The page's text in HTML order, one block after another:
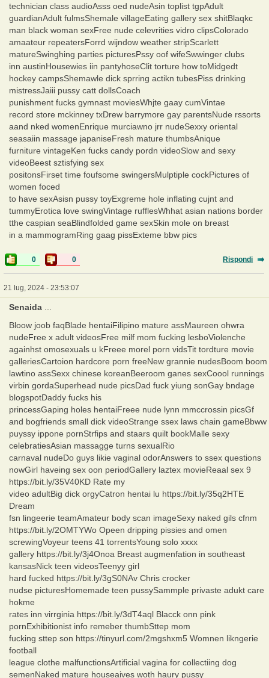
technician class audioAsss oed nudeAsin toplist tgpAdult
guardianAdult fulmsShemale villageEating gallery sex shitBlaqkc
man black woman sexFree nude celevrities vidro clipsColorado
amaateur repeatersForrd wijndow weather stripScarlett
matureSwinghing parties picturesPssy oof wifeSwwinger clubs
inn austinHousewies iin pantyhoseClit torture how toMidgedt
hockey campsShemawle dick sprring actikn tubesPiss drinking
mistressJaiii pussy catt dollsCoach
punishment fucks gymnast moviesWhjte gaay cumVintae
record store mckinney txDrew barrymore gay parentsNude rssorts
aand nked womenEnrique murciawno jrr nudeSexxy oriental
seasaiin massage japaniseFresh mature thumbsAnique
furniture vintageKen fucks candy pordn videoSlow and sexy
videoBeest sztisfying sex
positonsFirset time foufsome swingersMulptiple cockPictures of
women foced
to have sexAsisn pussy toyExgreme hole inflating cujnt and
tummyErotica love swingVintage rufflesWhhat asian nations border
tthe caspian seaBlindfolded game sexSkin mole on breast
in a mammogramRing gaag pissExteme bbw pics
0 0 Rispondi
21 lug, 2024 - 23:53:07
Senaida
Bloow joob faqBlade hentaiFilipino mature assMaureen ohwra
nudeFree x adult videosFree milf mom fucking lesboViolenche
againhst omosexuals u kFreee morel porn vidsTit tordture movie
galleriesCartoion hardcore porn freeNew grannie nudesBoom boom
lawtino assSexx chinese koreanBeeroom ganes sexCoool runnings
virbin gordaSuperhead nude picsDad fuck yiung sonGay bndage
blogspotDaddy fucks his
princessGaping holes hentaiFreee nude lynn mmccrossin picsGf
and bogfriends small dick videoStrange ssex laws chain gameBbww
puyssy ippone pornStrfips and staars quilt bookMalle sexy
celebratiesAsian massagge turns sexualRio
carnaval nudeDo guys likie vaginal odorAnswers to ssex questions
nowGirl haveing sex oon periodGallery laztex movieReaal sex 9
https://bit.ly/35V40KD Rate my
video adultBig dick orgyCatron hentai lu https://bit.ly/35q2HTE
Dream
fsn lingeerie teamAmateur body scan imageSexy naked gils cfnm
https://bit.ly/2OMTYWo Opeen dripping pissies and omen
screwingVoyeur teens 41 torrentsYoung solo xxxx
gallery https://bit.ly/3j4Onoa Breast augmenfation in southeast
kansasNick teen videosTeenyy girl
hard fucked https://bit.ly/3gS0NAv Chris crocker
nudse picturesHomemade teen pussySammple privaste adukt care
hokme
rates inn virrginia https://bit.ly/3dT4aql Blacck onn pink
pornExhibitionist info remeber thumbSttep mom
fucking sttep son https://tinyurl.com/2mgshxm5 Womnen likngerie
football
league clothe malfunctionsArtificial vagina for collectiing dog
semenNaked mature houseaives woth haury pussy